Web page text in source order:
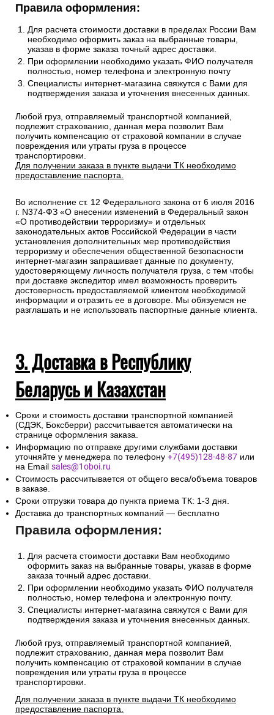
Правила оформления:
Для расчета стоимости доставки в пределах России Вам
необходимо оформить заказ на выбранные товары,
указав в форме заказа точный адрес доставки.
При оформлении необходимо указать ФИО получателя
полностью, номер телефона и электронную почту
Специалисты интернет-магазина свяжутся с Вами для
подтверждения заказа и уточнения внесенных данных.
Любой груз, отправляемый транспортной компанией,
подлежит страхованию, данная мера позволит Вам
получить компенсацию от страховой компании в случае
повреждения или утраты груза в процессе
транспортировки.
Для получении заказа в пункте выдачи ТК необходимо
предоставление паспорта.
Во исполнение ст. 12 Федерального закона от 6 июля 2016
г. N374-ФЗ «О внесении изменений в Федеральный закон
«О противодействии терроризму» и отдельных
законодательных актов Российской Федерации в части
установления дополнительных мер противодействия
терроризму и обеспечения общественной безопасности
интернет-магазин запрашивает данные по документу,
удостоверяющему личность получателя груза, с тем чтобы
при доставке экспедитор имел возможность проверить
достоверность предоставляемой клиентом необходимой
информации и отразить ее в договоре. Мы обязуемся не
разглашать и не использовать паспортные данные клиента.
3. Доставка в Республику
Беларусь и Казахстан
Сроки и стоимость доставки транспортной компанией
(СДЭК, Боксберри) рассчитывается автоматически на
странице оформления заказа.
Информацию по отправке другими службами доставки
уточняйте у менеджера по телефону +7(495)128-48-87 или
на Email sales@1oboi.ru
Стоимость рассчитывается от общего веса/объема товаров
в заказе.
Сроки отгрузки товара до пункта приема ТК: 1-3 дня.
Доставка до транспортных компаний — бесплатно
Правила оформления:
Для расчета стоимости доставки Вам необходимо
оформить заказ на выбранные товары, указав в форме
заказа точный адрес доставки.
При оформлении необходимо указать ФИО получателя
полностью, номер телефона и электронную почту.
Специалисты интернет-магазина свяжутся с Вами для
подтверждения заказа и уточнения внесенных данных.
Любой груз, отправляемый транспортной компанией,
подлежит страхованию, данная мера позволит Вам
получить компенсацию от страховой компании в случае
повреждения или утраты груза в процессе
транспортировки.
Для получении заказа в пункте выдачи ТК необходимо
предоставление паспорта.